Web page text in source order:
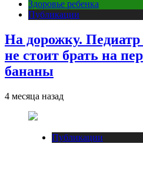
Здоровье ребенка
Публикации
На дорожку.
не стоит брать на
бананы
4 месяца назад
Публикации